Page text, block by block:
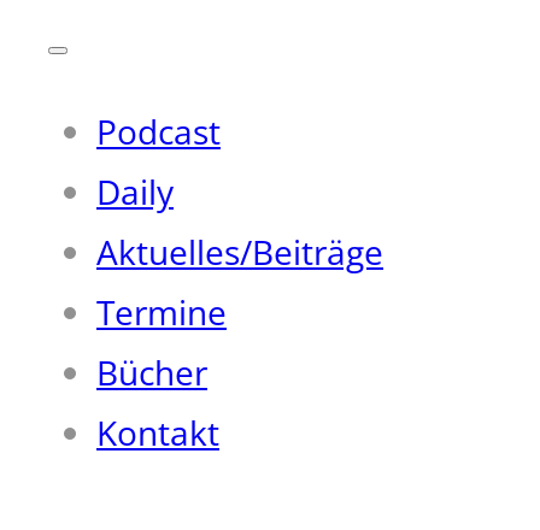
Podcast
Daily
Aktuelles/Beiträge
Termine
Bücher
Kontakt